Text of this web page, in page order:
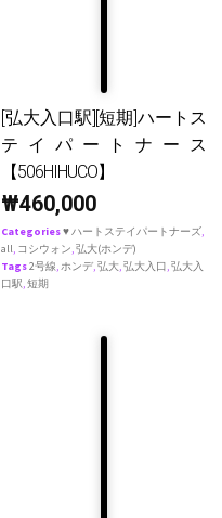
[弘大入口駅][短期]ハートス
テイパートナース
【506HIHUCO】
₩460,000
Categories♥ ハートステイパートナーズ,
all, コシウォン,弘大(ホンデ)
Tags2号線,ホンデ,弘大,弘大入口,弘大入
口駅,短期